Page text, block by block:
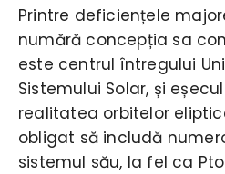
Printre deficiențele
numără concepția sa
este centrul întregului
Sistemului Solar, și
realitatea orbitelor
obligat să includă
sistemul său, la fel ca